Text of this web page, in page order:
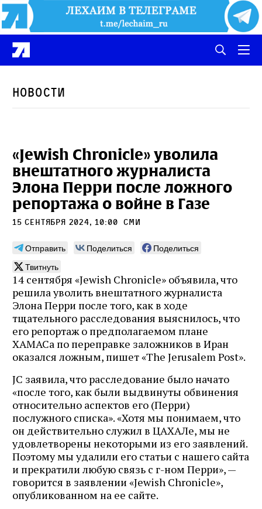
Новости
«Jewish Chronicle» уволила
внештатного журналиста
Элона Перри после ложного
репортажа о войне в Газе
15 сентября 2024, 10:00 сми
Отправить Поделиться
Поделиться
Твитнуть
14 сентября «Jewish Chronicle» объявила, что
решила уволить внештатного журналиста
Элона Перри после того, как в ходе
тщательного расследования выяснилось, что
его репортаж о предполагаемом плане
ХАМАСа по переправке заложников в Иран
оказался ложным, пишет «The Jerusalem Post».
JC заявила, что расследование было начато
«после того, как были выдвинуты обвинения
относительно аспектов его (Перри)
послужного списка». «Хотя мы понимаем, что
он действительно служил в ЦАХАЛе, мы не
удовлетворены некоторыми из его заявлений.
Поэтому мы удалили его статьи с нашего сайта
и прекратили любую связь с г-ном Перри», —
говорится в заявлении «Jewish Chronicle»,
опубликованном на ее сайте.